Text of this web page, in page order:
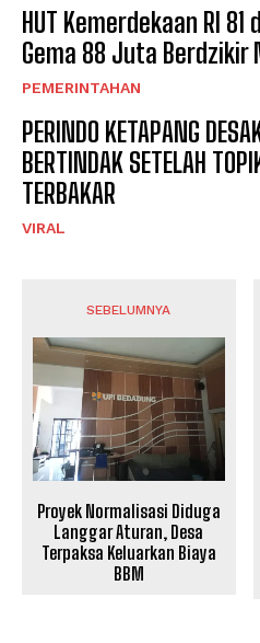
HUT Kemerdekaan RI
Gema 88 Juta Berdzikir
PEMERINTAHAN
PERINDO KETAPANG
BERTINDAK SETELAH
TERBAKAR
VIRAL
SEBELUMNYA
Proyek Normalisasi Diduga
Langgar Aturan, Desa
Terpaksa Keluarkan Biaya
BBM